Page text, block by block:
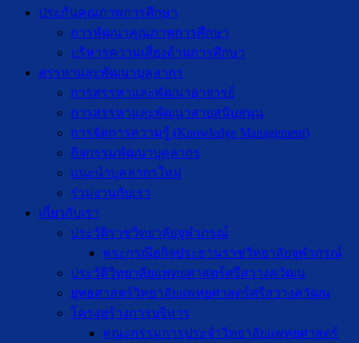
ประกันคุณภาพการศึกษา
การพัฒนาคุณภาพการศึกษา
บริหารความเสี่ยงด้านการศึกษา
สรรหาและพัฒนาบุคลากร
การสรรหาและพัฒนาอาจารย์
การสรรหาและพัฒนาสายสนับสนุน
การจัดการความรู้ (Knowledge Management)
กิจกรรมพัฒนาบุคลากร
แนะนำบุคลากรใหม่
ร่วมงานกับเรา
เกี่ยวกับเรา
ประวัติราชวิทยาลัยจุฬาภรณ์
พระกรณียกิจประธานราชวิทยาลัยจุฬาภรณ์
ประวัติวิทยาลัยแพทยศาสตร์ศรีสวางควัฒน
ยุทธศาสตร์วิทยาลัยแพทยศาสตร์ศรีสวางควัฒน
โครงสร้างการบริหาร
คณะกรรมการประจำวิทยาลัยแพทยศาสตร์